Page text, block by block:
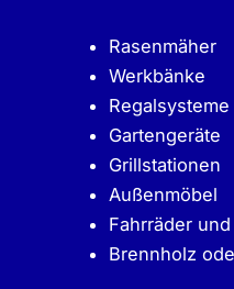
Rasenmäher
Werkbänke
Regalsysteme
Gartengeräte
Grillstationen
Außenmöbel
Fahrräder
Brennholz